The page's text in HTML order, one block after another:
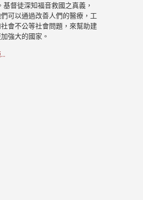
基督徒深知福音救國之真義，
可以通過改善人們的醫療，工
會不公等社會問題，來幫助建
強大的國家。